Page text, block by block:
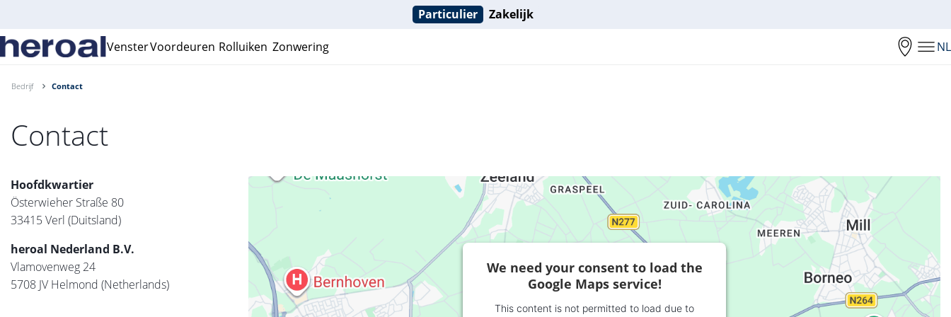
Particulier Zakelijk
VensterVoordeuren Rolluiken Zonwering NL
Bedrijf Contact
Contact
Hoofdkwartier
Österwieher Straße 80
33415 Verl (Duitsland)
heroal Nederland B.V.
Vlamovenweg 24
5708 JV Helmond (Netherlands)
We need your consent to load the
Google Maps service!
This content is not permitted to load due to